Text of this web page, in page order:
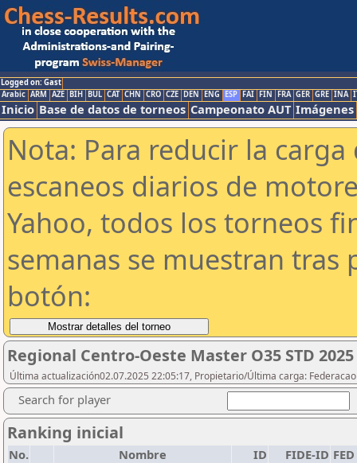
Logged on: Gast
Arabic ARM AZE BIH BUL CAT CHN CRO CZE DEN ENG ESP FAI FIN FRA GER GRE INA
Inicio Base de datos de torneos Campeonato AUT Imágenes
Nota: Para reducir la
escaneos diarios de
Yahoo, todos los torneos
semanas se muestran tras
botón:
Regional Centro-Oeste Master O35 STD 2025
Última actualización02.07.2025 22:05:17, Propietario/Última carga:
Search for player
Ranking inicial
No. Nombre ID FIDE-ID FED